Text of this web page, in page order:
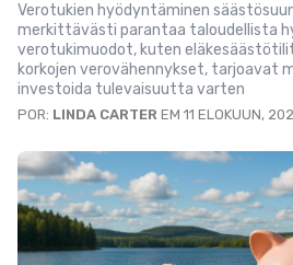
Verotukien hyödyntäminen
merkittävästi parantaa taloudellista
verotukimuodot, kuten
korkojen verovähennykset, tarjoavat
investoida tulevaisuutta varten
POR: LINDA CARTER EM 11 ELOKUUN,